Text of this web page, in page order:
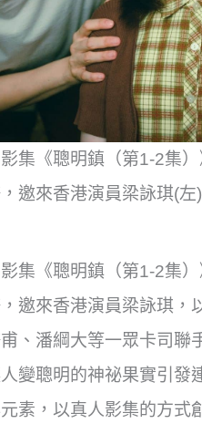
集《聰明鎮（第1-2集
邀來香港演員梁詠琪(
集《聰明鎮（第1-2集
邀來香港演員梁詠琪，
、潘綱大等一眾卡司聯
變聰明的神祕果實引發
素，以真人影集的方式